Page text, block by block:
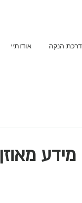
הנקה אודותיי
מאוזן